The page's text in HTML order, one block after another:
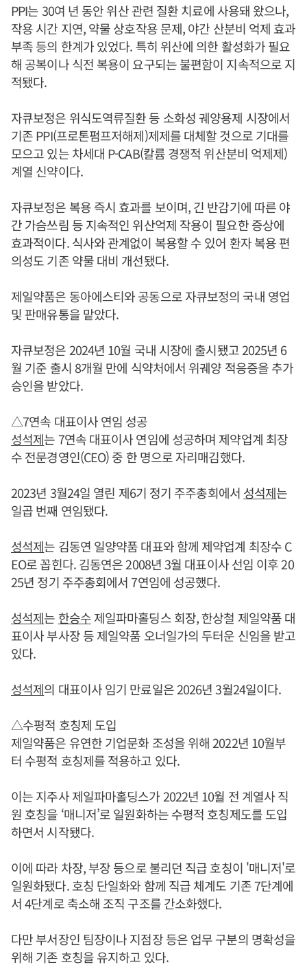
PPI는 30여 년 동안 위산 관련 질환 치료에 사용돼 왔으나,
작용 시간 지연, 약물 상호작용 문제, 야간 산분비 억제 효과
부족 등의 한계가 있었다. 특히 위산에 의한 활성화가 필요
해 공복이나 식전 복용이 요구되는 불편함이 지속적으로 지
적됐다.
자큐보정은 위식도역류질환 등 소화성 궤양용제 시장에서
기존 PPI(프로톤펌프저해제)제제를 대체할 것으로 기대를
모으고 있는 차세대 P-CAB(칼륨 경쟁적 위산분비 억제제)
계열 신약이다.
자큐보정은 복용 즉시 효과를 보이며, 긴 반감기에 따른 야
간 가슴쓰림 등 지속적인 위산억제 작용이 필요한 증상에
효과적이다. 식사와 관계없이 복용할 수 있어 환자 복용 편
의성도 기존 약물 대비 개선됐다.
제일약품은 동아에스티와 공동으로 자큐보정의 국내 영업
및 판매유통을 맡았다.
자큐보정은 2024년 10월 국내 시장에 출시됐고 2025년 6
월 기준 출시 8개월 만에 식약처에서 위궤양 적응증을 추가
승인을 받았다.
△7연속 대표이사 연임 성공
성석제는 7연속 대표이사 연임에 성공하며 제약업계 최장
수 전문경영인(CEO) 중 한 명으로 자리매김했다.
2023년 3월24일 열린 제6기 정기 주주총회에서 성석제는
일곱 번째 연임됐다.
성석제는 김동연 일양약품 대표와 함께 제약업계 최장수 C
EO로 꼽힌다. 김동연은 2008년 3월 대표이사 선임 이후 20
25년 정기 주주총회에서 7연임에 성공했다.
성석제는 한승수제일파마홀딩스 회장, 한상철 제일약품 대
표이사 부사장 등 제일약품 오너일가의 두터운 신임을 받고
있다.
성석제의 대표이사 임기 만료일은 2026년 3월24일이다.
△수평적 호칭제 도입
제일약품은 유연한 기업문화 조성을 위해 2022년 10월부
터 수평적 호칭제를 적용하고 있다.
이는 지주사 제일파마홀딩스가 2022년 10월 전 계열사 직
원 호칭을 ‘매니저’로 일원화하는 수평적 호칭제도를 도입
하면서 시작됐다.
이에 따라 차장, 부장 등으로 불리던 직급 호칭이 '매니저'로
일원화됐다. 호칭 단일화와 함께 직급 체계도 기존 7단계에
서 4단계로 축소해 조직 구조를 간소화했다.
다만 부서장인 팀장이나 지점장 등은 업무 구분의 명확성을
위해 기존 호칭을 유지하고 있다.